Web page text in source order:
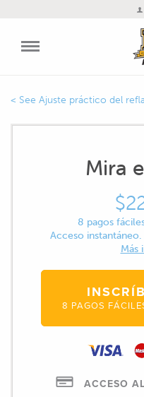
Ajuste práctico del
Mira
8 pagos
Acceso
Más
8 PAGOS
ACCESO